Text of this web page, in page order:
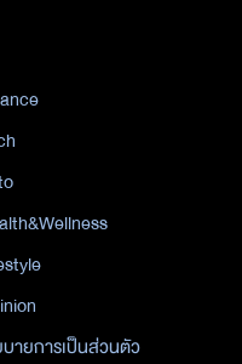
บายการเป็นส่วนตัว